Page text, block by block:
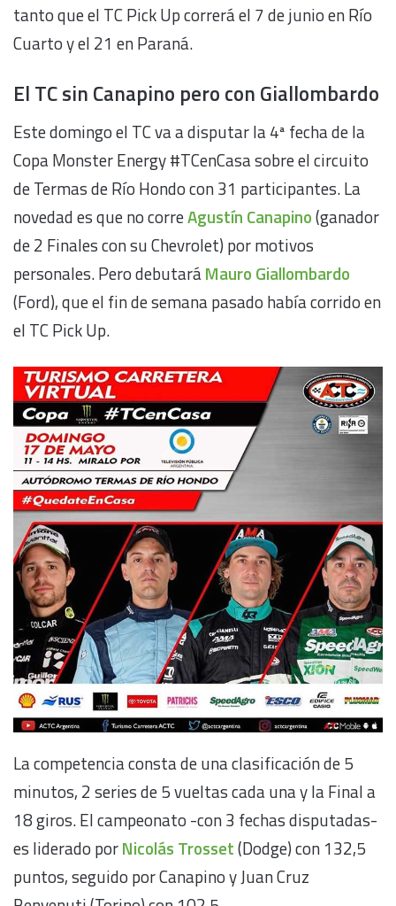
tanto que el TC Pick Up correrá el 7 de junio en Río
Cuarto y el 21 en Paraná.
El TC sin Canapino pero con Giallombardo
Este domingo el TC va a disputar la 4ª fecha de la
Copa Monster Energy #TCenCasa sobre el circuito
de Termas de Río Hondo con 31 participantes. La
novedad es que no correAgustín Canapino(ganador
de 2 Finales con su Chevrolet) por motivos
personales. Pero debutaráMauro Giallombardo
(Ford), que el fin de semana pasado había corrido en
el TC Pick Up.
La competencia consta de una clasificación de 5
minutos, 2 series de 5 vueltas cada una y la Final a
18 giros. El campeonato -con 3 fechas disputadas-
es liderado porNicolás Trosset(Dodge) con 132,5
puntos, seguido por Canapino y Juan Cruz